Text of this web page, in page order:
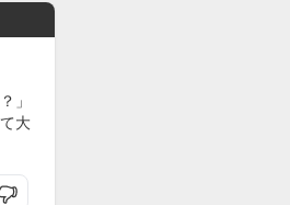
」
大